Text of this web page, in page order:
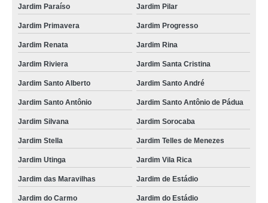
Jardim Paraíso Jardim Pilar
Jardim Primavera Jardim Progresso
Jardim Renata Jardim Rina
Jardim Riviera Jardim Santa Cristina
Jardim Santo Alberto Jardim Santo André
Jardim Santo Antônio Jardim Santo Antônio de Pádua
Jardim Silvana Jardim Sorocaba
Jardim Stella Jardim Telles de Menezes
Jardim Utinga Jardim Vila Rica
Jardim das Maravilhas Jardim de Estádio
Jardim do Carmo Jardim do Estádio